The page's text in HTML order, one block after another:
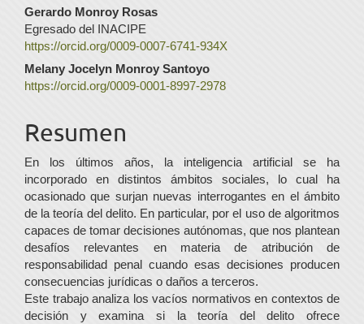
Contenido
principal
del
artículo
Gerardo Monroy Rosas
Egresado del INACIPE
https://orcid.org/0009-0007-6741-934X
Melany Jocelyn Monroy Santoyo
https://orcid.org/0009-0001-8997-2978
Resumen
En los últimos años, la inteligencia artificial se ha
incorporado en distintos ámbitos sociales, lo cual ha
ocasionado que surjan nuevas interrogantes en el ámbito
de la teoría del delito. En particular, por el uso de algoritmos
capaces de tomar decisiones autónomas, que nos plantean
desafíos relevantes en materia de atribución de
responsabilidad penal cuando esas decisiones producen
consecuencias jurídicas o daños a terceros.
Este trabajo analiza los vacíos normativos en contextos de
decisión y examina si la teoría del delito ofrece